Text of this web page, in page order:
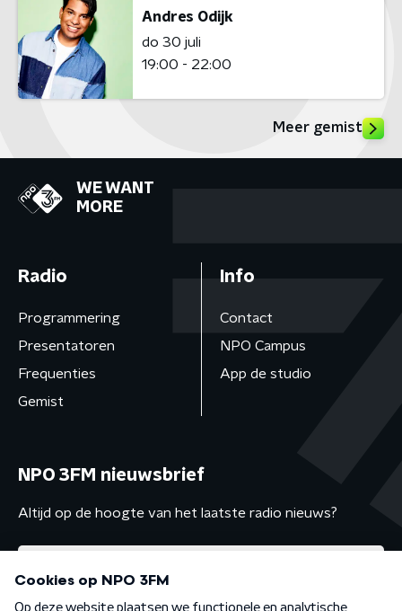
Andres Odijk
do 30 juli
19:00 - 22:00
Meer gemist
WE WANT
MORE
Radio
Programmering
Presentatoren
Frequenties
Gemist
Info
Contact
NPO Campus
App de studio
NPO 3FM nieuwsbrief
Altijd op de hoogte van het laatste radio nieuws?